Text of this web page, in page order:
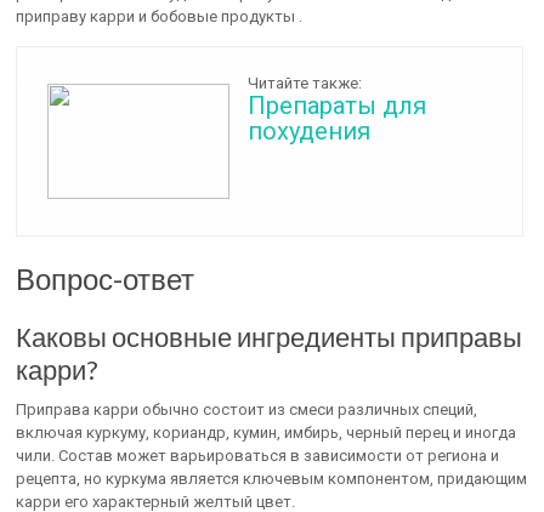
приправу карри и бобовые продукты .
Читайте также:
Препараты для
похудения
Вопрос-ответ
Каковы основные ингредиенты приправы
карри?
Приправа карри обычно состоит из смеси различных специй,
включая куркуму, кориандр, кумин, имбирь, черный перец и иногда
чили. Состав может варьироваться в зависимости от региона и
рецепта, но куркума является ключевым компонентом, придающим
карри его характерный желтый цвет.